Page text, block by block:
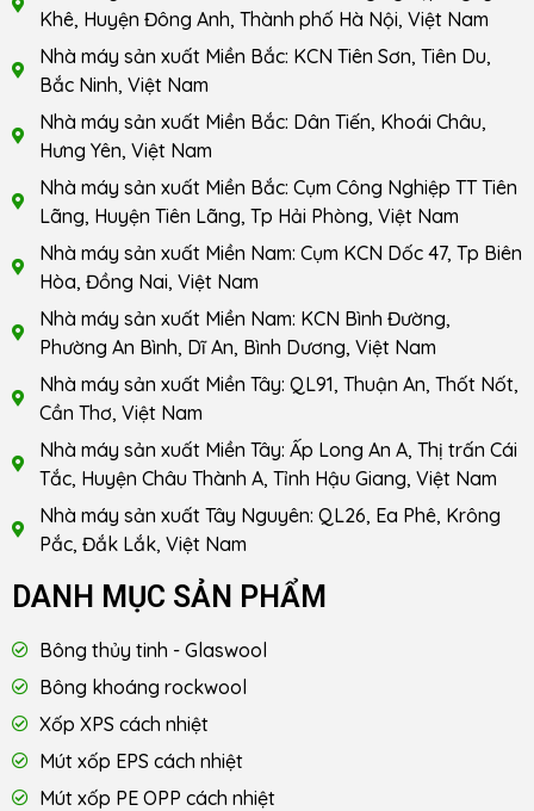
Khê, Huyện Đông Anh, Thành phố Hà Nội, Việt Nam
Nhà máy sản xuất Miền Bắc: KCN Tiên Sơn, Tiên Du,
Bắc Ninh, Việt Nam
Nhà máy sản xuất Miền Bắc: Dân Tiến, Khoái Châu,
Hưng Yên, Việt Nam
Nhà máy sản xuất Miền Bắc: Cụm Công Nghiệp TT Tiên
Lãng, Huyện Tiên Lãng, Tp Hải Phòng, Việt Nam
Nhà máy sản xuất Miền Nam: Cụm KCN Dốc 47, Tp Biên
Hòa, Đồng Nai, Việt Nam
Nhà máy sản xuất Miền Nam: KCN Bình Đường,
Phường An Bình, Dĩ An, Bình Dương, Việt Nam
Nhà máy sản xuất Miền Tây: QL91, Thuận An, Thốt Nốt,
Cần Thơ, Việt Nam
Nhà máy sản xuất Miền Tây: Ấp Long An A, Thị trấn Cái
Tắc, Huyện Châu Thành A, Tỉnh Hậu Giang, Việt Nam
Nhà máy sản xuất Tây Nguyên: QL26, Ea Phê, Krông
Pắc, Đắk Lắk, Việt Nam
DANH MỤC SẢN PHẨM
Bông thủy tinh - Glaswool
Bông khoáng rockwool
Xốp XPS cách nhiệt
Mút xốp EPS cách nhiệt
Mút xốp PE OPP cách nhiệt